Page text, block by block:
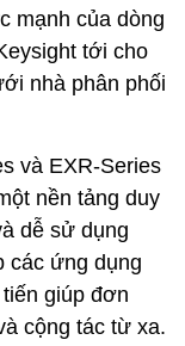
mạnh của dòng
tới cho
nhà phân phối
và EXR-Series
nền tảng duy
dễ sử dụng
các ứng dụng
giúp đơn
cộng tác từ xa.